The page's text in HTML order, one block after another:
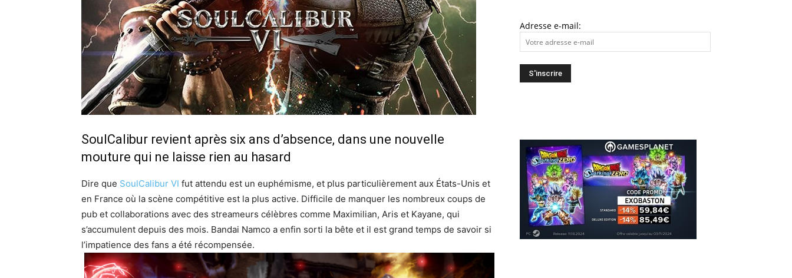
SoulCalibur revient après six ans d’absence, dans une nouvelle
mouture qui ne laisse rien au hasard
Dire que SoulCalibur VI fut attendu est un euphémisme, et plus particulièrement aux États-Unis et
en France où la scène compétitive est la plus active. Difficile de manquer les nombreux coups de
pub et collaborations avec des streameurs célèbres comme Maximilian, Aris et Kayane, qui
s’accumulent depuis des mois. Bandai Namco a enfin sorti la bête et il est grand temps de savoir si
l’impatience des fans a été récompensée.
Adresse e-mail: